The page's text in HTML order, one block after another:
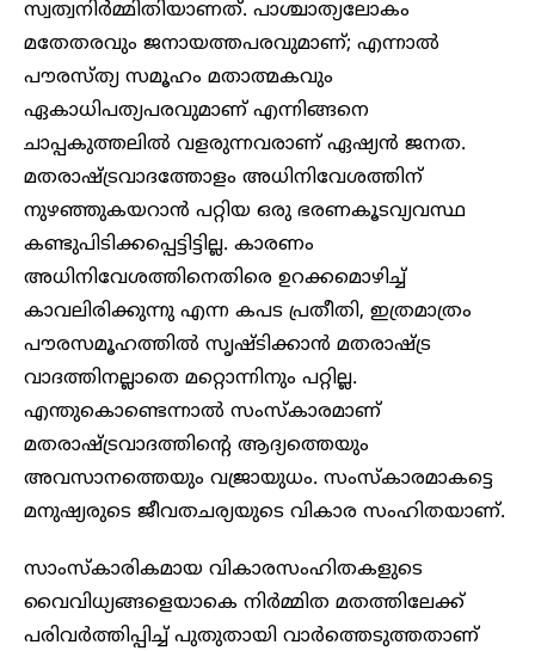
സ്വത്വനിർമ്മിതിയാണത്. പാശ്ചാത്യലോകം
മതേതരവും ജനായത്തപരവുമാണ്; എന്നാൽ
പൗരസ്ത്യ സമൂഹം മതാത്മകവും
ഏകാധിപത്യപരവുമാണ് എന്നിങ്ങനെ
ചാപ്പകുത്തലിൽ വളരുന്നവരാണ് ഏഷ്യൻ ജനത.
മതരാഷ്ട്രവാദത്തോളം അധിനിവേശത്തിന്
നുഴഞ്ഞുകയറാൻ പറ്റിയ ഒരു ഭരണകൂടവ്യവസ്ഥ
കണ്ടുപിടിക്കപ്പെട്ടിട്ടില്ല. കാരണം
അധിനിവേശത്തിനെതിരെ ഉറക്കമൊഴിച്ച്
കാവലിരിക്കുന്നു എന്ന കപട പ്രതീതി, ഇത്രമാത്രം
പൗരസമൂഹത്തിൽ സൃഷ്ടിക്കാൻ മതരാഷ്ട്ര
വാദത്തിനല്ലാതെ മറ്റൊന്നിനും പറ്റില്ല.
എന്തുകൊണ്ടെന്നാൽ സംസ്കാരമാണ്
മതരാഷ്ട്രവാദത്തിന്റെ ആദ്യത്തെയും
അവസാനത്തെയും വജ്രായുധം. സംസ്കാരമാകട്ടെ
മനുഷ്യരുടെ ജീവതചര്യയുടെ വികാര സംഹിതയാണ്.
സാംസ്കാരികമായ വികാരസംഹിതകളുടെ
വൈവിധ്യങ്ങളെയാകെ നിർമ്മിത മതത്തിലേക്ക്
പരിവർത്തിപ്പിച്ച് പുതുതായി വാർത്തെടുത്തതാണ്